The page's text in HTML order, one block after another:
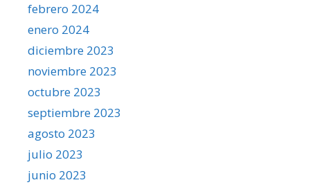
febrero 2024
enero 2024
diciembre 2023
noviembre 2023
octubre 2023
septiembre 2023
agosto 2023
julio 2023
junio 2023